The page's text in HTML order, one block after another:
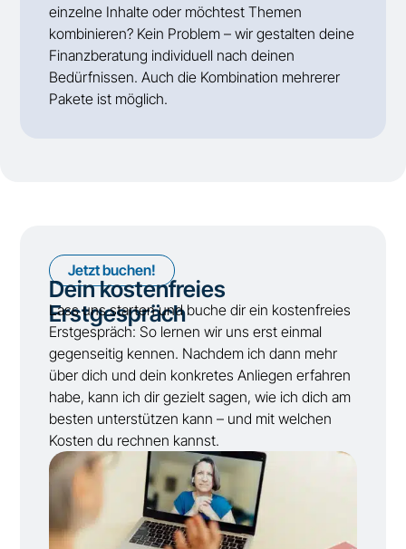
einzelne Inhalte oder möchtest Themen
kombinieren? Kein Problem – wir gestalten deine
Finanzberatung individuell nach deinen
Bedürfnissen. Auch die Kombination mehrerer
Pakete ist möglich.
Jetzt buchen!
Dein kostenfreies
Erstgespräch
Lass uns starten und buche dir ein kostenfreies
Erstgespräch: So lernen wir uns erst einmal
gegenseitig kennen. Nachdem ich dann mehr
über dich und dein konkretes Anliegen erfahren
habe, kann ich dir gezielt sagen, wie ich dich am
besten unterstützen kann – und mit welchen
Kosten du rechnen kannst.